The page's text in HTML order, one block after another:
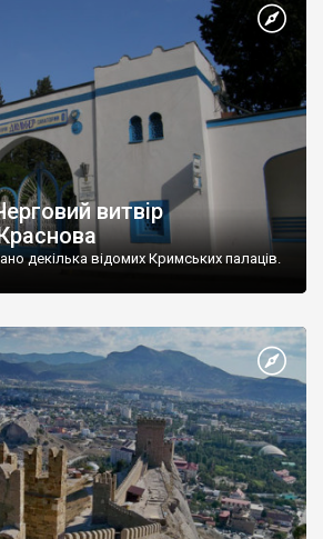
витвір
декілька відомих Кримських палаців.